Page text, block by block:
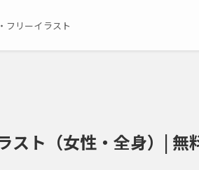
フリーイラスト
スト（女性・全身）| 無